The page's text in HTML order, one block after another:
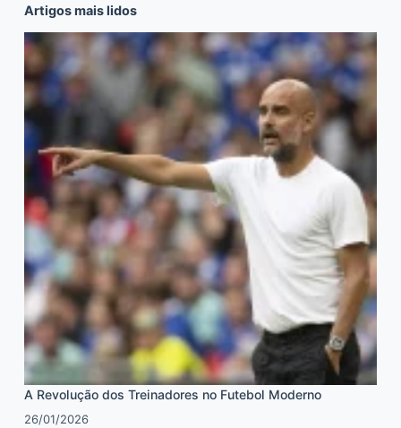
Artigos mais lidos
A Revolução dos Treinadores no Futebol Moderno
26/01/2026